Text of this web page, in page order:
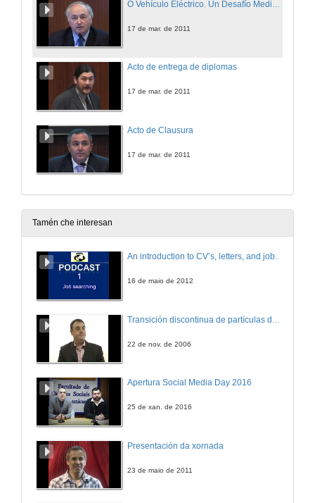
17 de mar. de 2011
Acto de entrega de diplomas
17 de mar. de 2011
Acto de Clausura
17 de mar. de 2011
Tamén che interesan
An introduction to CV’s, letters, and job searching
16 de maio de 2012
22 de nov. de 2006
Apertura Social Media Day 2016
25 de xan. de 2016
Presentación da xornada
23 de maio de 2011